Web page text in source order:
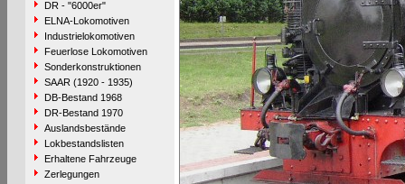
DR - "6000er"
ELNA-Lokomotiven
Industrielokomotiven
Feuerlose Lokomotiven
Sonderkonstruktionen
SAAR (1920 - 1935)
DB-Bestand 1968
DR-Bestand 1970
Auslandsbestände
Lokbestandslisten
Erhaltene Fahrzeuge
Zerlegungen